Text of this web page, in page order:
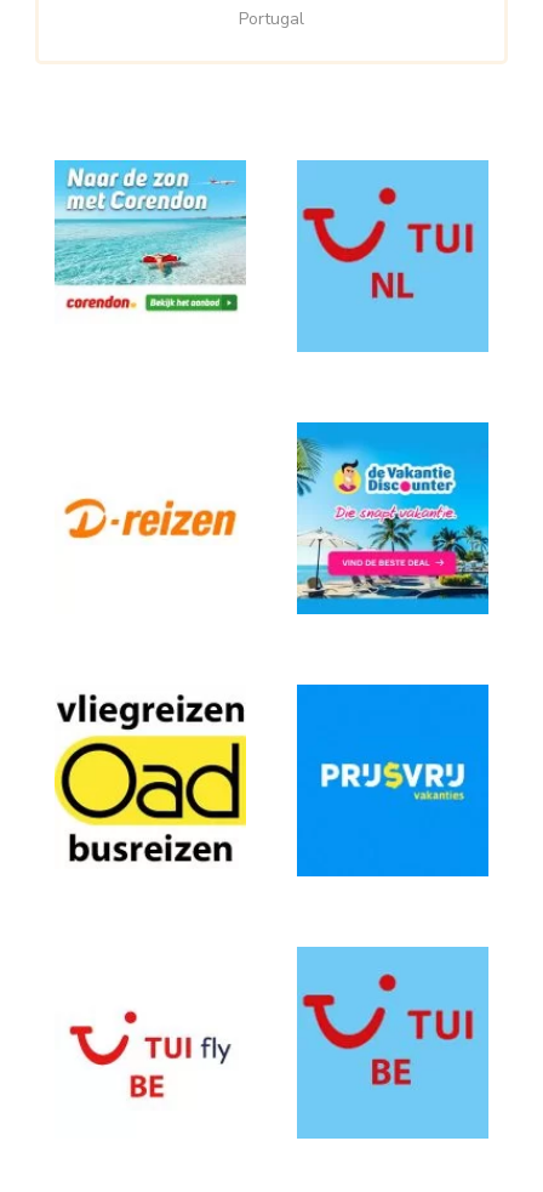
Portugal